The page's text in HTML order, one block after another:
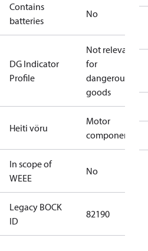
Contains
batteries
No
DG Indicator
Profile
Not relevant
for
dangerous
goods
Heiti vöru
Motor
component
In scope of
WEEE
No
Legacy BOCK
ID
82190